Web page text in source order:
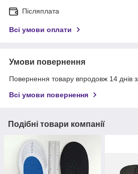
Післяплата
Всі умови оплати
Умови повернення
Повернення товару впродовж 14 днів
Всі умови повернення
Подібні товари компанії